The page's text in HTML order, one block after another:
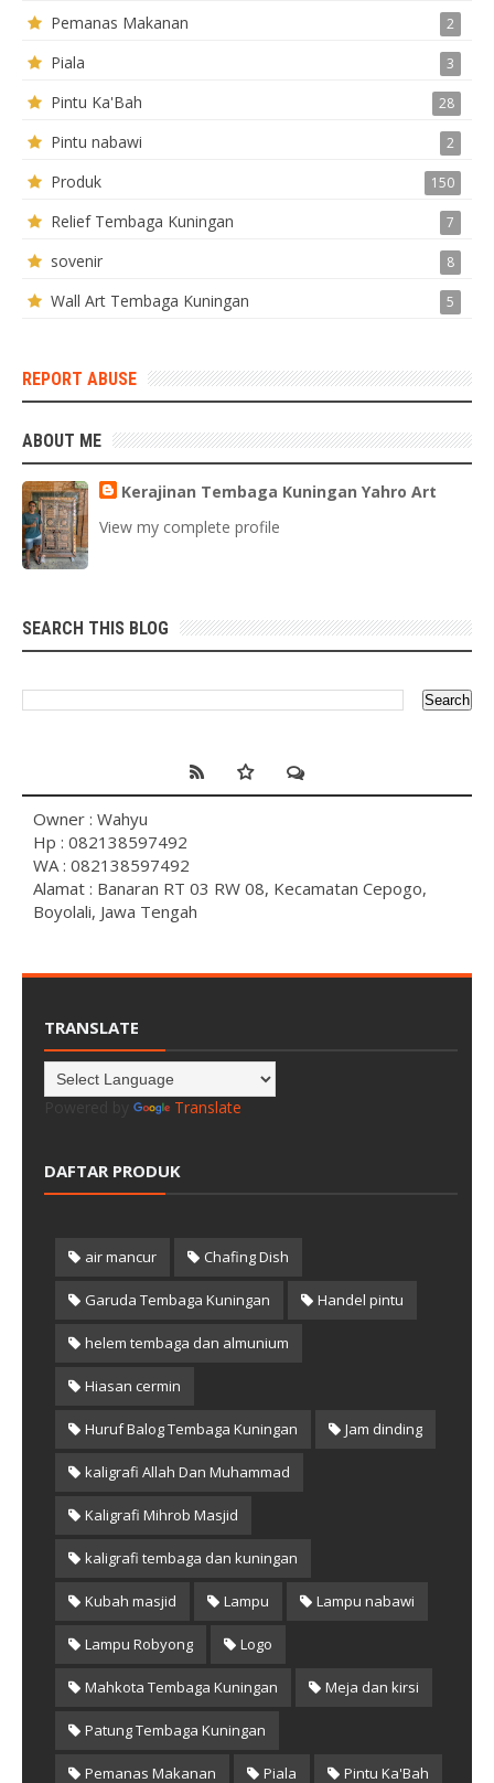
Pemanas Makanan 2
Piala 3
Pintu Ka'Bah 28
Pintu nabawi 2
Produk 150
Relief Tembaga Kuningan 7
sovenir 8
Wall Art Tembaga Kuningan 5
REPORT ABUSE
ABOUT ME
Kerajinan Tembaga Kuningan Yahro Art
View my complete profile
SEARCH THIS BLOG
Owner : Wahyu
Hp : 082138597492
WA : 082138597492
Alamat : Banaran RT 03 RW 08, Kecamatan Cepogo,
Boyolali, Jawa Tengah
TRANSLATE
Translate
DAFTAR PRODUK
air mancur Chafing Dish
Garuda Tembaga Kuningan Handel pintu
helem tembaga dan almunium
Hiasan cermin
Huruf Balog Tembaga Kuningan Jam dinding
kaligrafi Allah Dan Muhammad
Kaligrafi Mihrob Masjid
kaligrafi tembaga dan kuningan
Kubah masjid Lampu Lampu nabawi
Lampu Robyong Logo
Mahkota Tembaga Kuningan Meja dan kirsi
Patung Tembaga Kuningan
Pemanas Makanan Piala Pintu Ka'Bah